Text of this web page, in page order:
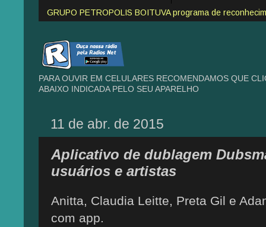
GRUPO PETROPOLIS BOITUVA programa de
PARA OUVIR EM CELULARES RECOMENDAMOS QUE
ABAIXO INDICADA PELO SEU APARELHO
11 de abr. de 2015
Aplicativo de dublagem
usuários e artistas
Anitta, Claudia Leitte, Preta Gil e
com app.